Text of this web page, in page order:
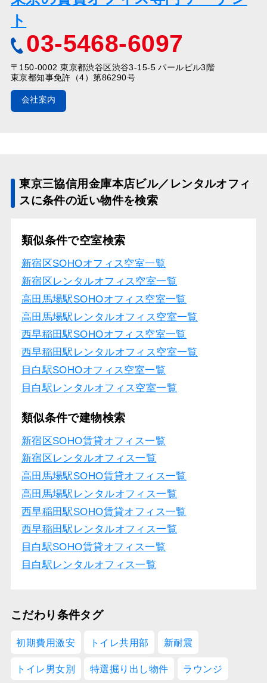
ト
03-5468-6097
〒150-0002 東京都渋谷区渋谷3-15-5 パールビル3階
東京都知事免許（4）第86290号
会社案内
東京三協信用金庫本店ビル／レンタルオフィ
スに条件の近い物件を検索
類似条件で空室検索
新宿区SOHOオフィス空室一覧
新宿区レンタルオフィス空室一覧
高田馬場駅SOHOオフィス空室一覧
高田馬場駅レンタルオフィス空室一覧
西早稲田駅SOHOオフィス空室一覧
西早稲田駅レンタルオフィス空室一覧
目白駅SOHOオフィス空室一覧
目白駅レンタルオフィス空室一覧
類似条件で建物検索
新宿区SOHO賃貸オフィス一覧
新宿区レンタルオフィス一覧
高田馬場駅SOHO賃貸オフィス一覧
高田馬場駅レンタルオフィス一覧
西早稲田駅SOHO賃貸オフィス一覧
西早稲田駅レンタルオフィス一覧
目白駅SOHO賃貸オフィス一覧
目白駅レンタルオフィス一覧
こだわり条件タグ
初期費用激安 トイレ共用部 新耐震
トイレ男女別 特選掘り出し物件 ラウンジ